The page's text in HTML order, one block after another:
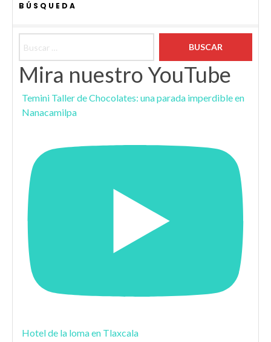
BÚSQUEDA
Mira nuestro YouTube
Temini Taller de Chocolates: una parada imperdible en
Nanacamilpa
Hotel de la loma en Tlaxcala